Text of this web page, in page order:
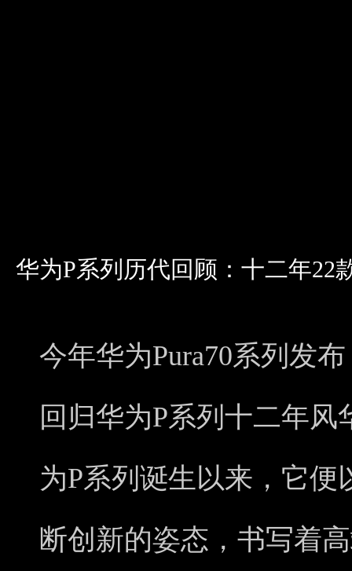
华为P系列历代回顾：十二年22
今年华为Pura70系列发
回归华为P系列十二年
为P系列诞生以来，它
断创新的姿态，书写着